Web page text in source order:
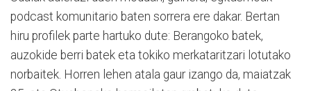
podcast komunitario baten sorrera ere dakar. Bertan
hiru profilek parte hartuko dute: Berangoko batek,
auzokide berri batek eta tokiko merkataritzari lotutako
norbaitek. Horren lehen atala gaur izango da, maiatzak